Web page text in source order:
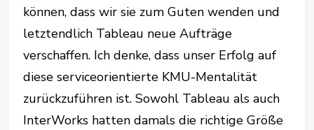
können, dass wir sie zum Guten wenden und
letztendlich Tableau neue Aufträge
verschaffen. Ich denke, dass unser Erfolg auf
diese serviceorientierte KMU-Mentalität
zurückzuführen ist. Sowohl Tableau als auch
InterWorks hatten damals die richtige Größe